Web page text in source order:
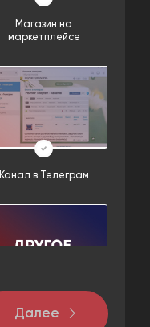
Магазин на
маркетплейсе
Канал в Телеграм
Другое
Далее